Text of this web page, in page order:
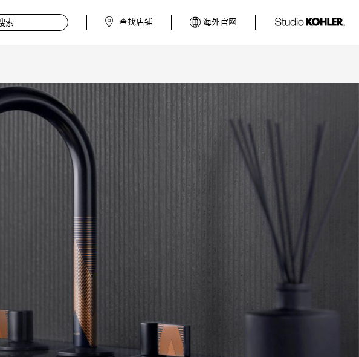
查找店铺 海外官网